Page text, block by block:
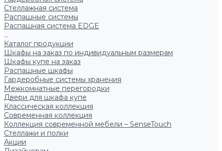
Стеллажная система
Распашные системы
Распашная система EDGE
...
Каталог продукции
Шкафы на заказ по индивидуальным размерам
Шкафы купе на заказ
Распашные шкафы
Гардеробные системы хранения
Межкомнатные перегородки
Двери для шкафа купе
Классическая коллекция
Современная коллекция
Коллекция современной мебели – SenseTouch
Стеллажи и полки
Акции